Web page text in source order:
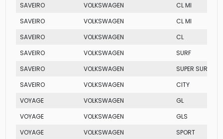
SAVEIRO
VOLKSWAGEN
CL MI
SAVEIRO
VOLKSWAGEN
CL MI
SAVEIRO
VOLKSWAGEN
CL
SAVEIRO
VOLKSWAGEN
SURF
SAVEIRO
VOLKSWAGEN
SUPER SURF
SAVEIRO
VOLKSWAGEN
CITY
VOYAGE
VOLKSWAGEN
GL
VOYAGE
VOLKSWAGEN
GLS
VOYAGE
VOLKSWAGEN
SPORT